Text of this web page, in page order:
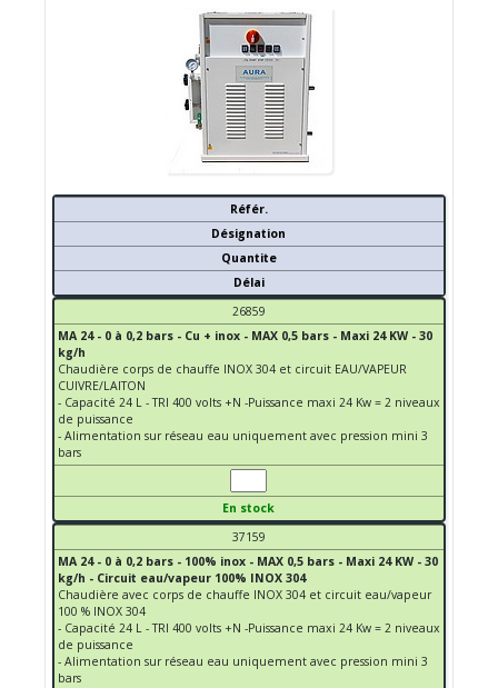
Référ.
Désignation
Quantite
Délai
26859
MA 24 - 0 à 0,2 bars - Cu + inox - MAX 0,5 bars - Maxi 24 KW - 30
kg/h
Chaudière corps de chauffe INOX 304 et circuit EAU/VAPEUR
CUIVRE/LAITON
- Capacité 24 L - TRI 400 volts +N -Puissance maxi 24 Kw = 2 niveaux
de puissance
- Alimentation sur réseau eau uniquement avec pression mini 3
bars
En stock
37159
MA 24 - 0 à 0,2 bars - 100% inox - MAX 0,5 bars - Maxi 24 KW - 30
kg/h - Circuit eau/vapeur 100% INOX 304
Chaudière avec corps de chauffe INOX 304 et circuit eau/vapeur
100 % INOX 304
- Capacité 24 L - TRI 400 volts +N -Puissance maxi 24 Kw = 2 niveaux
de puissance
- Alimentation sur réseau eau uniquement avec pression mini 3
bars